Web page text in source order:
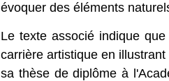
évoquer des éléments
Le texte associé indique
carrière artistique en
sa thèse de diplôme à